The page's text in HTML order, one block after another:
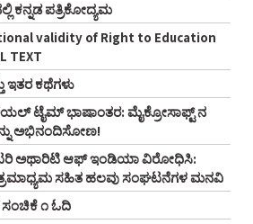
ಕನ್ನಡ ಪತ್ರಿಕೋದ್ಯಮ
validity of Right to Education
TEXT
ಇತರ ಕಥೆಗಳು
ಟೈಮ್‌ ಭಾಷಾಂತರ: ಮೈಕ್ರೋಸಾಫ್ಟ್‌ ನ
ಅಭಿನಂದಿಸೋಣ!
ಅಥಾರಿಟಿ ಆಫ್‌ ಇಂಡಿಯಾ ವಿರೋಧಿಸಿ:
ಸಹಿತ ಹಲವು ಸಂಘಟನೆಗಳ ಮನವಿ
೧ ಓದಿ